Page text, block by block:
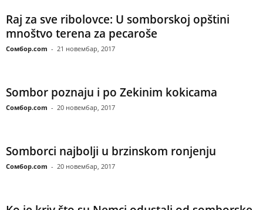
Raj za sve ribolovce: U somborskoj opštini
mnoštvo terena za pecaroše
Сомбор.com - 21 новембар, 2017
Sombor poznaju i po Zekinim kokicama
Сомбор.com - 20 новембар, 2017
Somborci najbolji u brzinskom ronjenju
Сомбор.com - 20 новембар, 2017